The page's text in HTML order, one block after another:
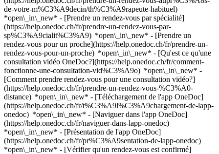
de-votre-m%C3%A9decin/th%C3%A9rapeute-habituel)
*open\_in\_new* - [Prendre un rendez-vous par spécialité]
(https://help.onedoc.ch/fr/prendre-un-rendez-vous-par-
sp%C3%A9cialit%C3%A9) *open\_in\_new* - [Prendre un
rendez-vous pour un proche](https://help.onedoc.ch/fr/prendre-un-
rendez-vous-pour-un-proche) *open\_in\_new* - [Qu'est ce qu'une
consultation vidéo OneDoc?](https://help.onedoc.ch/fr/comment-
fonctionne-une-consultation-vid%C3%A9o) *open\_in\_new* -
[Comment prendre rendez-vous pour une consultation vidéo?]
(https://help.onedoc.ch/fr/prendre-un-rendez-vous-%C3%A0-
distance) *open\_in\_new* - [Téléchargement de l'app OneDoc]
(https://help.onedoc.ch/fr/t%C3%A9l%C3%A9chargement-de-lapp-
onedoc) *open\_in\_new* - [Naviguer dans l'app OneDoc]
(https://help.onedoc.ch/fr/naviguer-dans-lapp-onedoc)
*open\_in\_new* - [Présentation de l'app OneDoc]
(https://help.onedoc.ch/fr/pr%C3%A9sentation-de-lapp-onedoc)
*open\_in\_new* - [Vérifier qu'un rendez-vous est confirmé](https://help.onedoc.ch/fr/v%C3%A9rifier-quun-rendez-vous-est-confirm%C3%A9) *open\_in\_new* - [Annuler un rendez-vous pris en ligne sur OneDoc](https://help.onedoc.ch/fr/annuler-un-rendez-vous-pris-en-ligne-sur-onedoc) *open\_in\_new* - [Je ne reçois pas de confirmation de rendez-vous](https://help.onedoc.ch/fr/je-ne-re%C3%A7ois-pas-de-confirmation-de-rendez-vous) *open\_in\_new* [Voir tous nos articles *open\_in\_new*](https://help.onedoc.ch/fr/) close ## Modifier votre recherche ![Maison avec un signe plus annonçant qu’une consultation peut être effectuée sur place](https://www.onedoc.ch/assets/images/icons/on-site.svg) Sur place ![Caméra avec un symbole lecture annonçant qu’une consultation peut être effectuée à distance en vidéo](https://www.onedoc.ch/assets/images/icons/remote.svg) À distance Rechercher #### Spécialités #### Praticiens #### Établissements edit Naturopathe MCO/TEN dans le canton du Valais tune Filtrer par Nouveaux patients*keyboard\_arrow\_down* - Acceptés*check\_circle* Langue parlée*keyboard\_arrow\_down* - Allemand*check\_circle* - Anglais*check\_circle* - Espagnol*check\_circle* - Français*check\_circle* - Italien*check\_circle* - Polonais*check\_circle* Sexe*keyboard\_arrow\_down* - Femme*check\_circle* - Homme*check\_circle* Réseau*keyboard\_arrow\_down* - ASCA*check\_circle* - RME*check\_circle* Disponibilité*keyboard\_arrow\_down* - Disponible aujourdhui*check\_circle* - Dans les 3 prochains jours*check\_circle* - Dans les 7 prochains jours*check\_circle* - Dans les 14 prochains jours*check\_circle* # Naturopathe MCO/TEN dans le canton du Valais: prenez rendez-vous en ligne aujourd'hui [![Mme Sara Mock, naturopathe MCO/TEN à Martigny](https://assets.onedoc.ch/images/users/4aa4bc1b0fd22158df288a758933f5089ccd8d61c8ee27083f8b98634f30c6cd-small.jpg "Mme Sara Mock, naturopathe MCO/TEN à Martigny")](https://www.onedoc.ch/fr/naturopathe-mco-ten/martigny/pcyvy/sara-mock) ### [Mme Sara Mock](https://www.onedoc.ch/fr/naturopathe-mco-ten/martigny/pcyvy/sara-mock) ![Badge indiquant un profil vérifié](https://www.onedoc.ch/assets/images/icons/checkmark.svg) [Naturopathe MCO/TEN](https://www.onedoc.ch/fr/naturopathe-mco-ten/martigny) Almacita Rue du Saule 12 1920 Martigny ![Mme Sara Mock est affiliée au réseau ASCA](https://assets.onedoc.ch/images/networks/logos/496d325fd4282f2f0a46197dd629fd16fcd2d324839e441a2a65aaa74df08a15-small.png) ![Icône patient avec un signe plus annonçant que le professionnel accepte de nouveaux patients](https://www.onedoc.ch/assets/images/icons/new-patients.svg)Accepte les nouveaux patients [Réserver un RDV](https://www.onedoc.ch/fr/naturopathe-mco-ten/martigny/pcyvy/sara-mock) *chevron\_left* lun. 03 août *chevron\_right* Voir plus de rendez-vous *error\_outline* Une erreur s'est produite lors du chargement des disponibilités [Réessayer](https://www.onedoc.ch) [![Mme Sabrina Altherr, naturopathe MCO/TEN à Val de Bagnes](https://assets.onedoc.ch/images/users/5f0fca47c0fc5a1e2c8f1f88f0a2432f6ab480c1734116c43f43876c26682a6f-small.jpg "Mme Sabrina Altherr, naturopathe MCO/TEN à Val de Bagnes")](https://www.onedoc.ch/fr/naturopathe-mco-ten/val-de-bagnes/pcygg/sabrina-altherr) ### [Mme Sabrina Altherr](https://www.onedoc.ch/fr/naturopathe-mco-ten/val-de-bagnes/pcygg/sabrina-altherr) ![Badge indiquant un profil vérifié](https://www.onedoc.ch/assets/images/icons/checkmark.svg) [Naturopathe MCO/TEN](https://www.onedoc.ch/fr/naturopathe-mco-ten/val-de-bagnes) Verbien-être Rue de Médran 6 1936 Val de Bagnes ![Mme Sabrina Altherr est affiliée au réseau ASCA](https://assets.onedoc.ch/images/networks/logos/496d325fd4282f2f0a46197dd629fd16fcd2d324839e441a2a65aaa74df08a15-small.png)![Mme Sabrina Altherr est affiliée au réseau RME](https://assets.onedoc.ch/images/networks/logos/a202aabd14cdddb5ff03205af2481fb805645ff903773c55a6c572d22f23762e-small.png) ![Icône patient avec un signe plus annonçant que le professionnel accepte de nouveaux patients](https://www.onedoc.ch/assets/images/icons/new-patients.svg)Accepte les nouveaux patients [Réserver un RDV](https://www.onedoc.ch/fr/naturopathe-mco-ten/val-de-bagnes/pcygg/sabrina-altherr) *chevron\_left* lun. 03 août *chevron\_right* Voir plus de rendez-vous *error\_outline* Une erreur s'est produite lors du chargement des disponibilités [Réessayer](https://www.onedoc.ch) [![Mme Elisa Neyret, thérapeute en biorésonance à Martigny](https://assets.onedoc.ch/images/users/de3d49dd22d20c34e5a0fc0f4e448cd7d280049846aecdf5f118bc5e2a616243-small.jpg "Mme Elisa Neyret, thérapeute en biorésonance à Martigny")](https://www.onedoc.ch/fr/therapeute-en-bioresonance/martigny/pcy2l/elisa-neyret) ### [Mme Elisa Neyret](https://www.onedoc.ch/fr/therapeute-en-bioresonance/martigny/pcy2l/elisa-neyret) ![Badge indiquant un profil vérifié](https://www.onedoc.ch/assets/images/icons/checkmark.svg) [Thérapeute en biorésonance](https://www.onedoc.ch/fr/therapeute-en-bioresonance/martigny), [Naturopathe MCO/TEN](https://www.onedoc.ch/fr/naturopathe-mco-ten/martigny) Natura pathos c/o Espace Soleil Rue des Bonnes-Luites 70 1920 Martigny ![Mme Elisa Neyret est affiliée au réseau ASCA](https://assets.onedoc.ch/images/networks/logos/496d325fd4282f2f0a46197dd629fd16fcd2d324839e441a2a65aaa74df08a15-small.png)![Mme Elisa Neyret est affiliée au réseau RME](https://assets.onedoc.ch/images/networks/logos/a202aabd14cdddb5ff03205af2481fb805645ff903773c55a6c572d22f23762e-small.png) ![Icône caméra avec un symbole lecture annonçant que le professionnel de santé propose des consultations vidéo](https://www.onedoc.ch/assets/images/icons/video-consultations.svg)Consultations vidéo disponibles ![Icône patient avec un signe plus annonçant que le professionnel accepte de nouveaux patients](https://www.onedoc.ch/assets/images/icons/new-patients.svg)Accepte les nouveaux patients [Réserver un RDV](https://www.onedoc.ch/fr/therapeute-en-bioresonance/martigny/pcy2l/elisa-neyret) *chevron\_left* lun. 03 août *chevron\_right* Voir plus de rendez-vous *error\_outline* Une erreur s'est produite lors du chargement des disponibilités [Réessayer](https://www.onedoc.ch) [![Mme Marie Schlatter, naturopathe MCO/TEN à Port-Valais](https://assets.onedoc.ch/images/users/62d9adf6a3562e748e70e43d93a180828c040d4b3bbdf714cddcc26b6eb4d4de-small.jpg "Mme Marie Schlatter, naturopathe MCO/TEN à Port-Valais")](https://www.onedoc.ch/fr/naturopathe-mco-ten/port-valais/pco2x/marie-schlatter) ### [Mme Marie Schlatter](https://www.onedoc.ch/fr/naturopathe-mco-ten/port-valais/pco2x/marie-schlatter) ![Badge indiquant un profil vérifié](https://www.onedoc.ch/assets/images/icons/checkmark.svg) [Naturopathe MCO/TEN](https://www.onedoc.ch/fr/naturopathe-mco-ten/port-valais) Marie Schlatter Les Vieilles Chenevières 74 1897 Port-Valais ![Mme Marie Schlatter est affiliée au réseau ASCA](https://assets.onedoc.ch/images/networks/logos/496d325fd4282f2f0a46197dd629fd16fcd2d324839e441a2a65aaa74df08a15-small.png)![Mme Marie Schlatter est affiliée au réseau RME](https://assets.onedoc.ch/images/networks/logos/a202aabd14cdddb5ff03205af2481fb805645ff903773c55a6c572d22f23762e-small.png) ![Icône patient avec un signe plus annonçant que le professionnel accepte de nouveaux patients](https://www.onedoc.ch/assets/images/icons/new-patients.svg)Accepte les nouveaux patients [Réserver un RDV](https://www.onedoc.ch/fr/naturopathe-mco-ten/port-valais/pco2x/marie-schlatter) *chevron\_left* lun. 03 août *chevron\_right* Voir plus de rendez-vous *error\_outline* Une erreur s'est produite lors du chargement des disponibilités [Réessayer](https://www.onedoc.ch) [![Mme Gaëlle Tornay Formaz, naturopathe MCO/TEN à Martigny](https://assets.onedoc.ch/images/users/67fca571cf4bcec767a77a3868cca77c2c038edc56905152651afeb7415736fe-small.jpg "Mme Gaëlle Tornay Formaz, naturopathe MCO/TEN à Martigny")](https://www.onedoc.ch/fr/naturopathe-mco-ten/martigny/pc1b0/gaelle-tornay-formaz) ### [Mme Gaëlle Tornay Formaz](https://www.onedoc.ch/fr/naturopathe-mco-ten/martigny/pc1b0/gaelle-tornay-formaz) ![Badge indiquant un profil vérifié](https://www.onedoc.ch/assets/images/icons/checkmark.svg) [Naturopathe MCO/TEN](https://www.onedoc.ch/fr/naturopathe-mco-ten/martigny) [bulle douceur](https://www.onedoc.ch/fr/cabinet-paramedical/martigny/ebed6/bulle-douceur) Rue de Plaisance 1 1920 Martigny ![Mme Gaëlle Tornay Formaz est affiliée au réseau ASCA](https://assets.onedoc.ch/images/networks/logos/496d325fd4282f2f0a46197dd629fd16fcd2d324839e441a2a65aaa74df08a15-small.png) ![Icône patient avec un signe plus annonçant que le professionnel accepte de nouveaux patients](https://www.onedoc.ch/assets/images/icons/new-patients.svg)Accepte les nouveaux patients [Réserver un RDV](https://www.onedoc.ch/fr/naturopathe-mco-ten/martigny/pc1b0/gaelle-tornay-formaz) [![Mme Claudia Bétrisey, naturopathe MCO/TEN à Ayent](https://assets.onedoc.ch/images/users/d7818c5d65704362f33648aa1c0fce5b0388dfb071c7f1a917fd405b9e907442-small.jpg "Mme Claudia Bétrisey, naturopathe MCO/TEN à Ayent")](https://www.onedoc.ch/fr/naturopathe-mco-ten/ayent/pcx4v/claudia-betrisey) ### [Mme Claudia Bétrisey](https://www.onedoc.ch/fr/naturopathe-mco-ten/ayent/pcx4v/claudia-betrisey) ![Badge indiquant un profil vérifié](https://www.onedoc.ch/assets/images/icons/checkmark.svg) [Naturopathe MCO/TEN](https://www.onedoc.ch/fr/naturopathe-mco-ten/ayent) Envols | Cabinet de Mme Bétrisey Route de Luc 7 1966 Ayent ![Mme Claudia Bétrisey est affiliée au réseau ASCA](https://assets.onedoc.ch/images/networks/logos/496d325fd4282f2f0a46197dd629fd16fcd2d324839e441a2a65aaa74df08a15-small.png) ![Icône patient avec un signe plus annonçant que le professionnel accepte de nouveaux patients](https://www.onedoc.ch/assets/images/icons/new-patients.svg)Accepte les nouveaux patients [Réserver un RDV](https://www.onedoc.ch/fr/naturopathe-mco-ten/ayent/pcx4v/claudia-betri